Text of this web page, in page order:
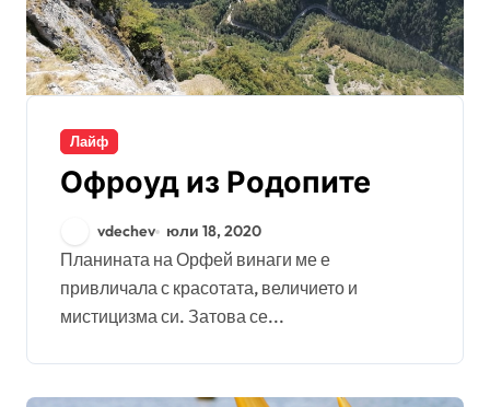
Лайф
Офроуд из Родопите
vdechev юли 18, 2020
Планината на Орфей винаги ме е
привличала с красотата, величието и
мистицизма си. Затова се...